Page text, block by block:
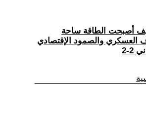
أصبحت الطاقة ساحة
العسكري والصمود الإقتصادي
2